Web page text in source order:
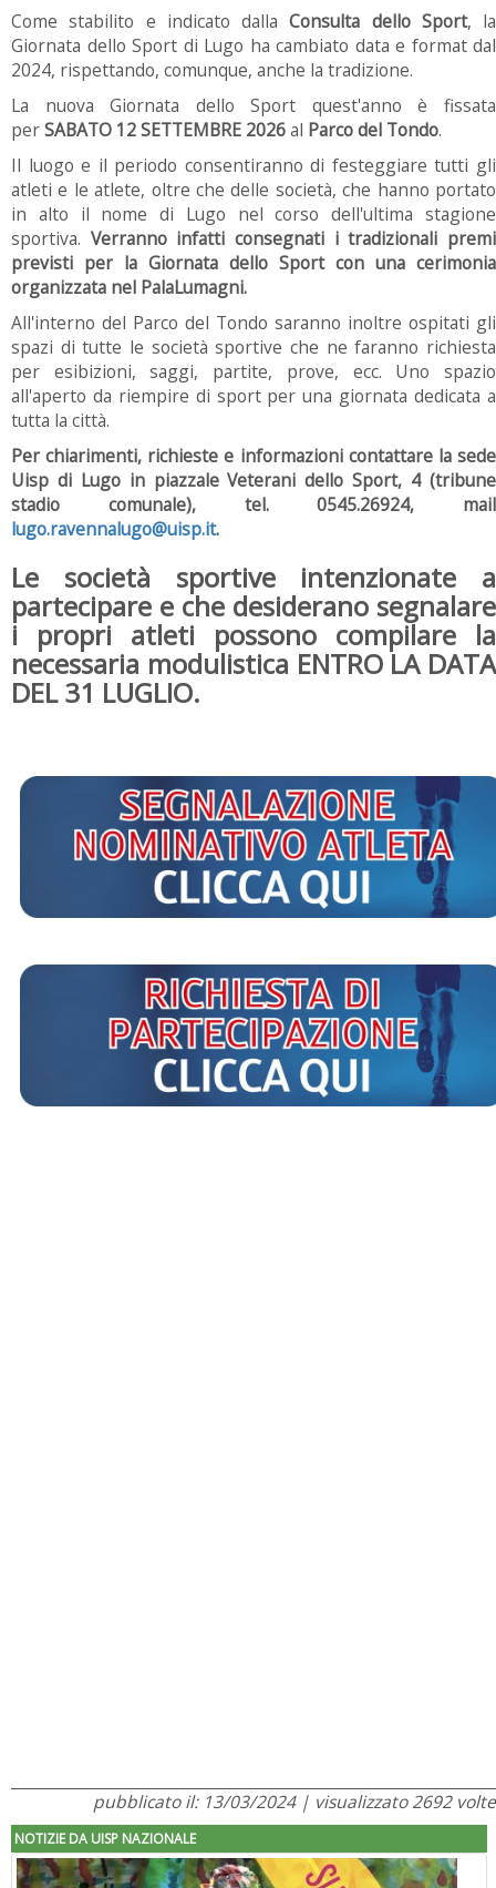
Come stabilito e indicato dallaConsulta dello Sport, la
Giornata dello Sport di Lugo ha cambiato data e format dal
2024, rispettando, comunque, anche la tradizione.
La nuova Giornata dello Sport quest'anno è fissata
perSABATO 12 SETTEMBRE 2026al Parco del Tondo.
Il luogo e il periodo consentiranno di festeggiare tutti gli
atleti e le atlete, oltre che delle società, che hanno portato
in alto il nome di Lugo nel corso dell'ultima stagione
sportiva. Verranno infatti consegnati i tradizionali premi
previsti per la Giornata dello Sport con una cerimonia
organizzata nel PalaLumagni.
All'interno del Parco del Tondo saranno inoltre ospitati gli
spazi di tutte le società sportive che ne faranno richiesta
per esibizioni, saggi, partite, prove, ecc. Uno spazio
all'aperto da riempire di sport per una giornata dedicata a
tutta la città.
Per chiarimenti, richieste e informazioni contattare la sede
Uisp di Lugo in piazzale Veterani dello Sport, 4 (tribune
stadio comunale), tel. 0545.26924, mail
lugo.ravennalugo@uisp.it.
Le società sportive intenzionate a
partecipare e che desiderano segnalare
i propri atleti possono compilare la
necessaria modulistica ENTRO LA DATA
DEL 31 LUGLIO.
pubblicato il: 13/03/2024 | visualizzato 2692 volte
NOTIZIE DA UISP NAZIONALE